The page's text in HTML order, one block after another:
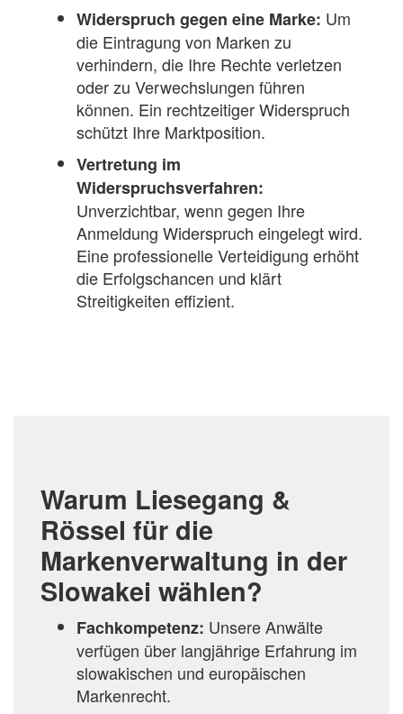
Widerspruch gegen eine Marke: Um
die Eintragung von Marken zu
verhindern, die Ihre Rechte verletzen
oder zu Verwechslungen führen
können. Ein rechtzeitiger Widerspruch
schützt Ihre Marktposition.
Vertretung im
Widerspruchsverfahren:
Unverzichtbar, wenn gegen Ihre
Anmeldung Widerspruch eingelegt wird.
Eine professionelle Verteidigung erhöht
die Erfolgschancen und klärt
Streitigkeiten effizient.
Warum Liesegang &
Rössel für die
Markenverwaltung in der
Slowakei wählen?
Fachkompetenz: Unsere Anwälte
verfügen über langjährige Erfahrung im
slowakischen und europäischen
Markenrecht.